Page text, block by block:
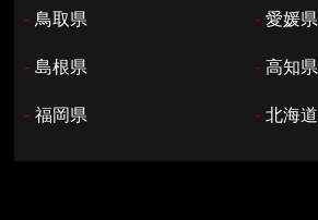
- 鳥取県 - 愛媛県
- 島根県 - 高知県
- 福岡県 - 北海道